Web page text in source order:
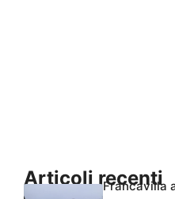
Articoli recenti
Francavilla